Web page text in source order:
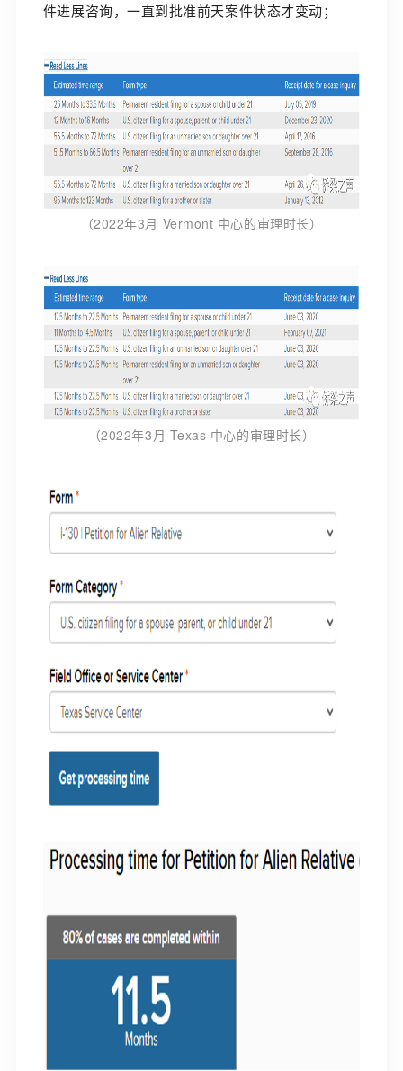
件进展咨询，一直到批准前天案件状态才变动；
（2022年3月 Vermont 中心的审理时长）
（2022年3月 Texas 中心的审理时长）